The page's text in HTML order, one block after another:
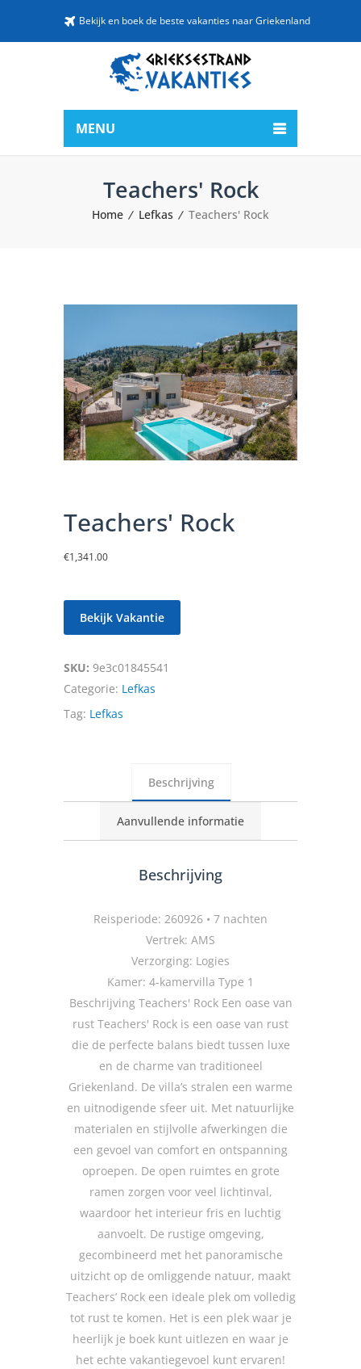
Bekijk en boek de beste vakanties naar Griekenland
MENU
Teachers' Rock
Home Lefkas Teachers' Rock
Teachers' Rock
€1,341.00
Bekijk Vakantie
SKU: 9e3c01845541
Categorie: Lefkas
Tag: Lefkas
Beschrijving
Aanvullende informatie
Beschrijving
Reisperiode: 260926 • 7 nachten
Vertrek: AMS
Verzorging: Logies
Kamer: 4-kamervilla Type 1
Beschrijving Teachers' Rock Een oase van
rust Teachers' Rock is een oase van rust
die de perfecte balans biedt tussen luxe
en de charme van traditioneel
Griekenland. De villa’s stralen een warme
en uitnodigende sfeer uit. Met natuurlijke
materialen en stijlvolle afwerkingen die
een gevoel van comfort en ontspanning
oproepen. De open ruimtes en grote
ramen zorgen voor veel lichtinval,
waardoor het interieur fris en luchtig
aanvoelt. De rustige omgeving,
gecombineerd met het panoramische
uitzicht op de omliggende natuur, maakt
Teachers’ Rock een ideale plek om volledig
tot rust te komen. Het is een plek waar je
heerlijk je boek kunt uitlezen en waar je
het echte vakantiegevoel kunt ervaren!